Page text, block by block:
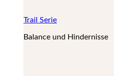
Trail Serie
Balance und Hindernisse